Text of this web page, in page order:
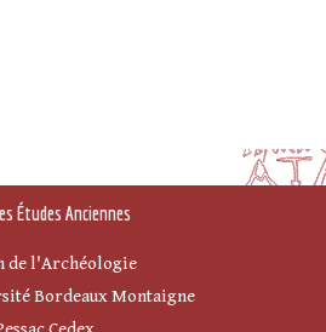
Études Anciennes
de l'Archéologie
Bordeaux Montaigne